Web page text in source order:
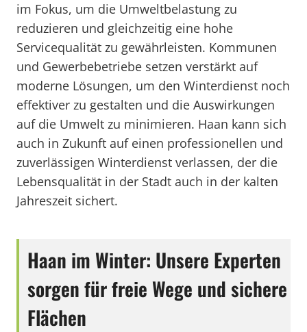
im Fokus, um die Umweltbelastung zu
reduzieren und gleichzeitig eine hohe
Servicequalität zu gewährleisten. Kommunen
und Gewerbebetriebe setzen verstärkt auf
moderne Lösungen, um den Winterdienst noch
effektiver zu gestalten und die Auswirkungen
auf die Umwelt zu minimieren. Haan kann sich
auch in Zukunft auf einen professionellen und
zuverlässigen Winterdienst verlassen, der die
Lebensqualität in der Stadt auch in der kalten
Jahreszeit sichert.
Haan im Winter: Unsere Experten
sorgen für freie Wege und sichere
Flächen